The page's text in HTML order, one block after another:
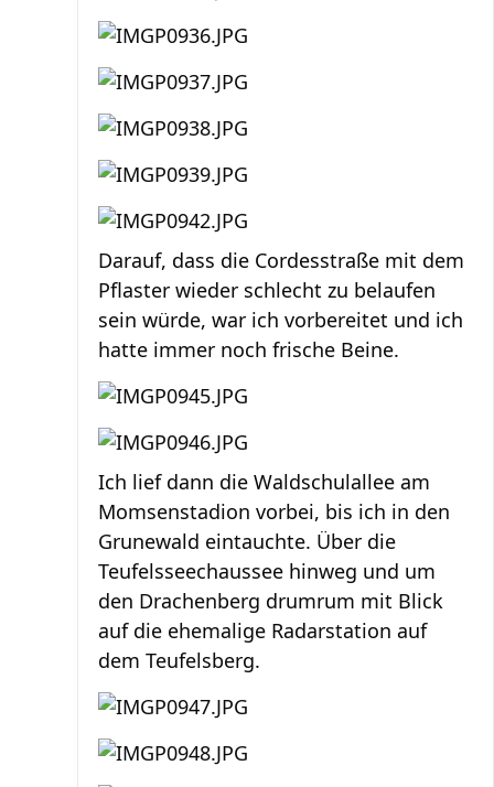
Darauf, dass die Cordesstraße mit dem
Pflaster wieder schlecht zu belaufen
sein würde, war ich vorbereitet und ich
hatte immer noch frische Beine.
Ich lief dann die Waldschulallee am
Momsenstadion vorbei, bis ich in den
Grunewald eintauchte. Über die
Teufelsseechaussee hinweg und um
den Drachenberg drumrum mit Blick
auf die ehemalige Radarstation auf
dem Teufelsberg.